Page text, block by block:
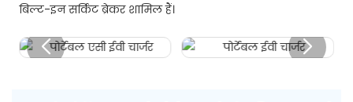
बिल्ट-इन सर्किट ब्रेकर शामिल हैं।